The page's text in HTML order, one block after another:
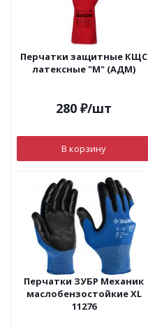
Перчатки защитные КЩС
латексные "М" (АДМ)
280 ₽/шт
В корзину
Перчатки ЗУБР Механик
маслобензостойкие ХL
11276